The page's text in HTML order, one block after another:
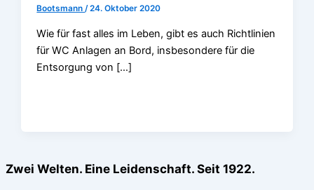
Bootsmann/24. Oktober 2020
Wie für fast alles im Leben, gibt es auch Richtlinien
für WC Anlagen an Bord, insbesondere für die
Entsorgung von […]
Zwei Welten. Eine Leidenschaft. Seit 1922.